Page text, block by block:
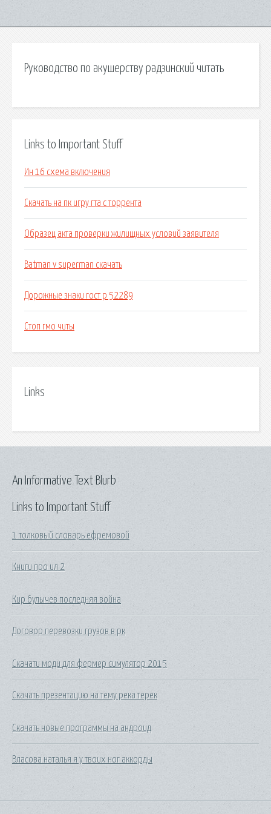
Руководство по акушерству радзинский читать
Links to Important Stuff
Ин 16 схема включения
Скачать на пк игру гта с торрента
Образец акта проверки жилищных условий заявителя
Batman v superman скачать
Дорожные знаки гост р 52289
Стоп гмо читы
Links
Links to Important Stuff
1 толковый словарь ефремовой
Книги про ил 2
Кир булычев последняя война
Договор перевозки грузов в рк
Скачати моди для фермер симулятор 2015
Скачать презентацию на тему река терек
Скачать новые программы на андроид
Власова наталья я у твоих ног аккорды
An Informative Text Blurb